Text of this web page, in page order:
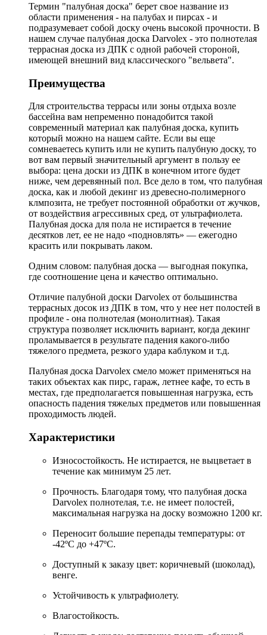
Термин "палубная доска" берет свое название из
области применения - на палубах и пирсах - и
подразумевает собой доску очень высокой прочности. В
нашем случае палубная доска Darvolex - это полнотелая
террасная доска из ДПК с одной рабочей стороной,
имеющей внешний вид классического "вельвета".
Преимущества
Для строительства террасы или зоны отдыха возле
бассейна вам непременно понадобится такой
современный материал как палубная доска, купить
который можно на нашем сайте. Если вы еще
сомневаетесь купить или не купить палубную доску, то
вот вам первый значительный аргумент в пользу ее
выбора: цена доски из ДПК в конечном итоге будет
ниже, чем деревянный пол. Все дело в том, что палубная
доска, как и любой декинг из древесно-полимерного
клмпозита, не требует постоянной обработки от жучков,
от воздействия агрессивных сред, от ультрафиолета.
Палубная доска для пола не истирается в течение
десятков лет, ее не надо «подновлять» — ежегодно
красить или покрывать лаком.
Одним словом: палубная доска — выгодная покупка,
где соотношение цена и качество оптимально.
Отличие палубной доски Darvolex от большинства
террасных досок из ДПК в том, что у нее нет полостей в
профиле - она полнотелая (монолитная). Такая
структура позволяет исключить вариант, когда декинг
проламывается в результате падения какого-либо
тяжелого предмета, резкого удара каблуком и т.д.
Палубная доска Darvolex смело может применяться на
таких объектах как пирс, гараж, летнее кафе, то есть в
местах, где предполагается повышенная нагрузка, есть
опасность падения тяжелых предметов или повышенная
проходимость людей.
Характеристики
Износостойкость. Не истирается, не выцветает в
течение как минимум 25 лет.
Прочность. Благодаря тому, что палубная доска
Darvolex полнотелая, т.е. не имеет полостей,
максимальная нагрузка на доску возможно 1200 кг.
Переносит большие перепады температуры: от
-42ºС до +47ºС.
Доступный к заказу цвет: коричневый (шоколад),
венге.
Устойчивость к ультрафиолету.
Влагостойкость.